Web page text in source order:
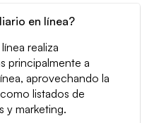
en línea?
realiza
principalmente a
aprovechando la
listados de
y marketing.